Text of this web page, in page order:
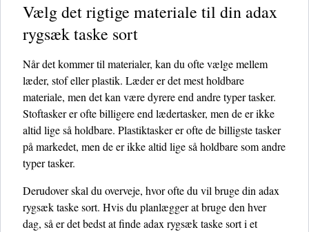
Vælg det rigtige materiale til din adax
rygsæk taske sort
Når det kommer til materialer, kan du ofte vælge mellem
læder, stof eller plastik. Læder er det mest holdbare
materiale, men det kan være dyrere end andre typer tasker.
Stoftasker er ofte billigere end lædertasker, men de er ikke
altid lige så holdbare. Plastiktasker er ofte de billigste tasker
på markedet, men de er ikke altid lige så holdbare som andre
typer tasker.
Derudover skal du overveje, hvor ofte du vil bruge din adax
rygsæk taske sort. Hvis du planlægger at bruge den hver
dag, så er det bedst at finde adax rygsæk taske sort i et